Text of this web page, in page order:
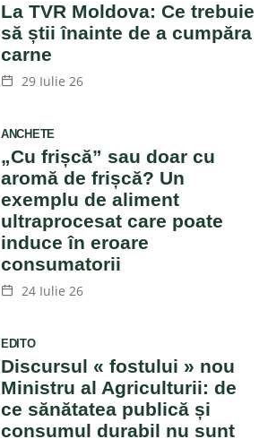
La TVR Moldova: Ce trebuie
să știi înainte de a cumpăra
carne
29 Iulie 26
ANCHETE
„Cu frișcă” sau doar cu
aromă de frișcă? Un
exemplu de aliment
ultraprocesat care poate
induce în eroare
consumatorii
24 Iulie 26
EDITO
Discursul « fostului » nou
Ministru al Agriculturii: de
ce sănătatea publică și
consumul durabil nu sunt